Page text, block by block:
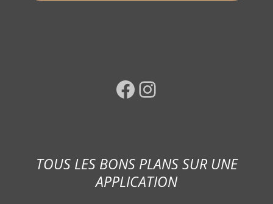
Facebook Instagram
TOUS LES BONS PLANS SUR UNE
APPLICATION